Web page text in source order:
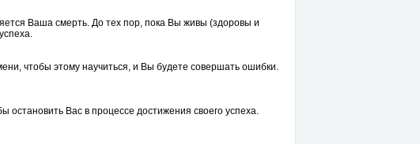
Ваша смерть. До тех пор, пока Вы живы (здоровы и
чтобы этому научиться, и Вы будете совершать ошибки.
Вас в процессе достижения своего успеха.